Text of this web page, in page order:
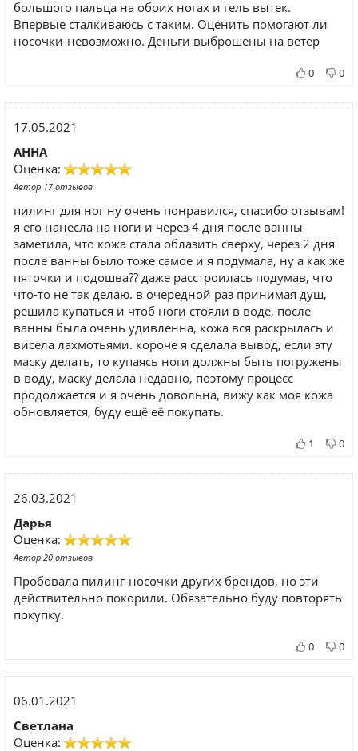
большого пальца на обоих ногах и гель вытек.
Впервые сталкиваюсь с таким. Оценить помогают ли
носочки-невозможно. Деньги выброшены на ветер
0 0
17.05.2021
АННА
Оценка:
Автор 17 отзывов
пилинг для ног ну очень понравился, спасибо отзывам!
я его нанесла на ноги и через 4 дня после ванны
заметила, что кожа стала облазить сверху, через 2 дня
после ванны было тоже самое и я подумала, ну а как же
пяточки и подошва?? даже расстроилась подумав, что
что-то не так делаю. в очередной раз принимая душ,
решила купаться и чтоб ноги стояли в воде, после
ванны была очень удивленна, кожа вся раскрылась и
висела лахмотьями. короче я сделала вывод, если эту
маску делать, то купаясь ноги должны быть погружены
в воду, маску делала недавно, поэтому процесс
продолжается и я очень довольна, вижу как моя кожа
обновляется, буду ещё её покупать.
1 0
26.03.2021
Дарья
Оценка:
Автор 20 отзывов
Пробовала пилинг-носочки других брендов, но эти
действительно покорили. Обязательно буду повторять
покупку.
0 0
06.01.2021
Светлана
Оценка: